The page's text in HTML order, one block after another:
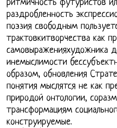
ритмичность футуристов
раздробленность
поэзия свободным
трактовкитворчества как
самовыраженияхудожника
инемыслимости
образом, обновления
понятия мыслятся не как
природой онтологии,
трансформациям
конструируемые.